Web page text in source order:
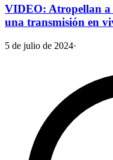
VIDEO: Atropellan a
una transmisión en
5 de julio de 2024·